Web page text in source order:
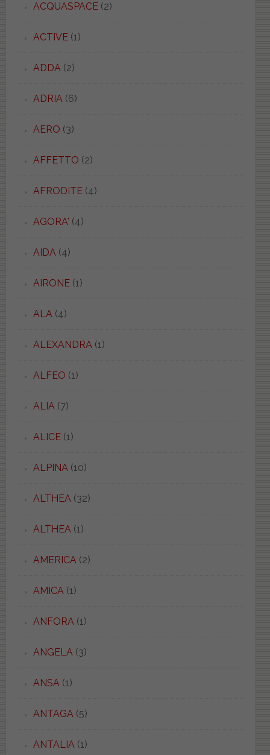
ACQUASPACE(2)
ACTIVE(1)
ADDA(2)
ADRIA(6)
AERO (3)
AFFETTO (2)
AFRODITE(4)
AGORA' (4)
AIDA(4)
AIRONE(1)
ALA(4)
ALEXANDRA(1)
ALFEO (1)
ALIA(7)
ALICE(1)
ALPINA(10)
ALTHEA(32)
ALTHEA(1)
AMERICA(2)
AMICA(1)
ANFORA(1)
ANGELA(3)
ANSA(1)
ANTAGA(5)
ANTALIA(1)